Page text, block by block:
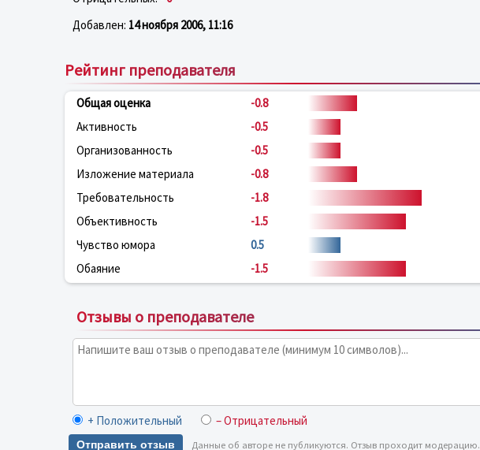
Добавлен: 14 ноября 2006, 11:16
Рейтинг преподавателя
Общая оценка -0.8
Активность
-0.5
Организованность
-0.5
Изложение материала
-0.8
Требовательность
-1.8
Объективность
-1.5
Чувство юмора
0.5
Обаяние
-1.5
Отзывы о преподавателе
+ Положительный – Отрицательный
Отправить отзыв Данные об авторе не публикуются. Отзыв проходит модерацию.